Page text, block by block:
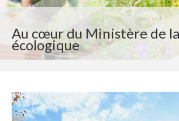
Au cœur du Ministère de
écologique